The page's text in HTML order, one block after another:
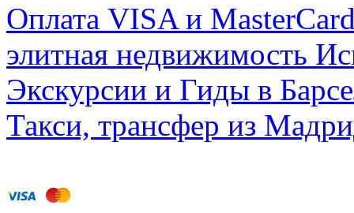
Оплата VISA и
элитная недвижимость
Экскурсии и Гиды в
Такси, трансфер из